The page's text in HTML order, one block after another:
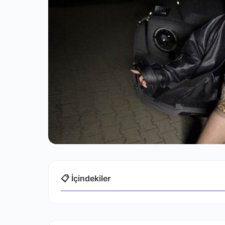
📋 İçindekiler